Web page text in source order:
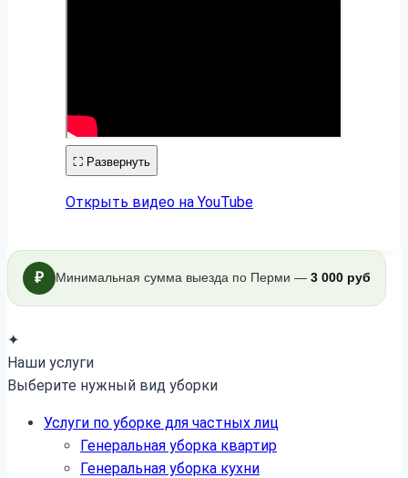
⛶ Развернуть
Открыть видео на YouTube
₽ Минимальная сумма выезда по Перми — 3 000 руб
✦
Наши услуги
Выберите нужный вид уборки
Услуги по уборке для частных лиц
Генеральная уборка квартир
Генеральная уборка кухни